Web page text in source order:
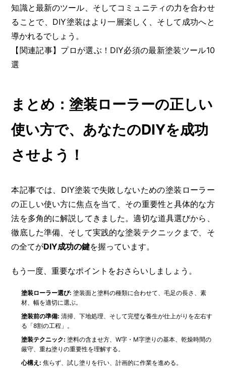
知識と最新のツール、そしてコミュニティの力を合わせ
ることで、DIY塗装はより一層楽しく、そして成功へと
導かれるでしょう。
【関連記事】プロが選ぶ！DIY必須の最新塗装ツール10
選
まとめ：塗装ローラーの正しい
使い方で、あなたのDIYを成功
させよう！
本記事では、DIY塗装で失敗しないための塗装ローラー
の正しい使い方に焦点を当て、その重要性と具体的な方
法を多角的に解説してきました。適切な道具選びから、
徹底した準備、そして実践的な塗装テクニックまで、そ
の全てがDIY成功の鍵を握っています。
もう一度、重要なポイントをおさらいしましょう。
塗装ローラー選び: 塗装面と塗料の種類に合わせて、毛足の長さ、素
材、幅を適切に選ぶ。
塗装前の準備: 清掃、下地処理、そして完璧な養生が仕上がりを左右す
る「8割の工程」。
塗装テクニック: 塗料の含ませ方、W字・M字塗りの基本、乾燥時間の
厳守、重ね塗りの重要性を理解する。
心構え: 焦らず、試し塗りを行い、計画的に作業を進める。